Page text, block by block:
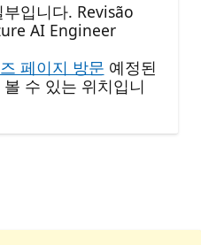
입니다. Revisão
AI Engineer
페이지 방문 예정된
수 있는 위치입니